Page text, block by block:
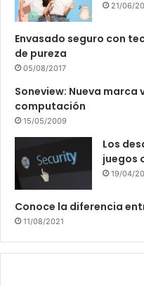
21/06/
Envasado seguro con
de pureza
05/08/2017
Soneview: Nueva marca
computación
15/05/2009
Los
juegos
19/04/
Conoce la diferencia
11/08/2021